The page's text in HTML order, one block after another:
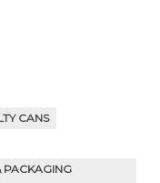
CANS
PACKAGING